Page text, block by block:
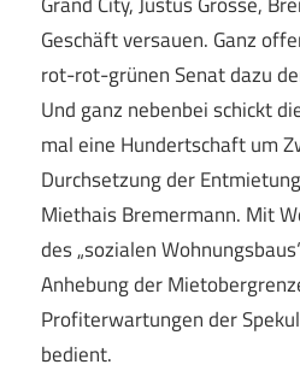
Geschäft versauen. Ganz
rot-rot-grünen Senat dazu
Und ganz nebenbei schickt
mal eine Hundertschaft um
Durchsetzung der
Miethais Bremermann. Mit
des „sozialen
Anhebung der
Profiterwartungen der
bedient.